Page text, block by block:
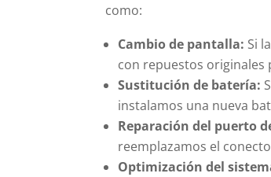
como:
Cambio de pantalla: Si
con repuestos
Sustitución de batería:
instalamos una nueva
Reparación del puerto
reemplazamos el
Optimización del